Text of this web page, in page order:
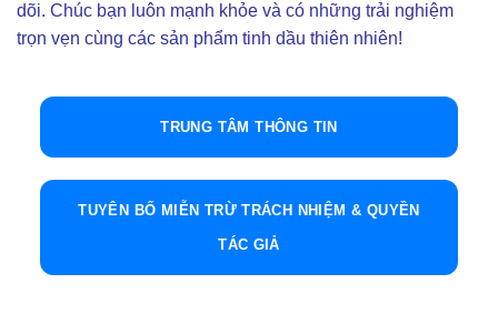
dõi. Chúc bạn luôn mạnh khỏe và có những trải nghiệm
trọn vẹn cùng các sản phẩm tinh dầu thiên nhiên!
TRUNG TÂM THÔNG TIN
TUYÊN BỐ MIỄN TRỪ TRÁCH NHIỆM & QUYỀN
TÁC GIẢ